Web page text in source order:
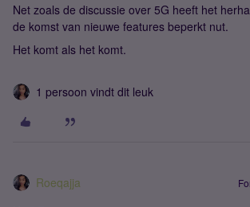
Net zoals de discussie over 5G heeft het
de komst van nieuwe features beperkt nut.
Het komt als het komt.
1 persoon vindt dit leuk
Roeqajja